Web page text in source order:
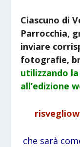
Ciascuno di
Parrocchia,
inviare
fotografie,
utilizzando la
all’edizione
che sarà